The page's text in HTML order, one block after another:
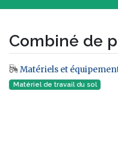
Combiné de
Aller à :navigation,
Matériels et
Matériel de travail du sol